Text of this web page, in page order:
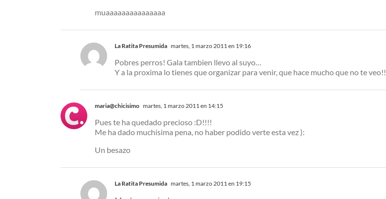
muaaaaaaaaaaaaaaa
La Ratita Presumida martes, 1 marzo 2011 en 19:16
Pobres perros! Gala tambien llevo al suyo…
Y a la proxima lo tienes que organizar para venir, que hace mucho que no te veo!!
maria@chicisimo martes, 1 marzo 2011 en 14:15
Pues te ha quedado precioso :D!!!!
Me ha dado muchísima pena, no haber podido verte esta vez ):
Un besazo
La Ratita Presumida martes, 1 marzo 2011 en 19:15